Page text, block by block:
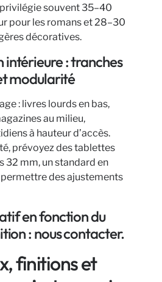
souvent 35–40
pour les romans et 28–30
décoratives.
intérieure : tranches
modularité
: livres lourds en bas,
au milieu,
à hauteur d’accès.
prévoyez des tablettes
32 mm, un standard en
des ajustements
en fonction du
: nous contacter.
finitions et